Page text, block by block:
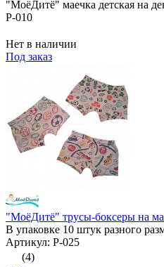
"МоёДитё" маечка детская на
Р-010
Нет в наличии
Под заказ
"МоёДитё" трусы-боксеры на
В упаковке 10 штук разного
Артикул: Р-025
(4)